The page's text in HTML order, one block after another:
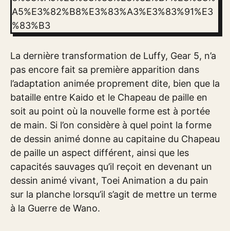
A5%E3%82%B8%E3%83%A3%E3%83%91%E3
%83%B3
La dernière transformation de Luffy, Gear 5, n’a
pas encore fait sa première apparition dans
l’adaptation animée proprement dite, bien que la
bataille entre Kaido et le Chapeau de paille en
soit au point où la nouvelle forme est à portée
de main. Si l’on considère à quel point la forme
de dessin animé donne au capitaine du Chapeau
de paille un aspect différent, ainsi que les
capacités sauvages qu’il reçoit en devenant un
dessin animé vivant, Toei Animation a du pain
sur la planche lorsqu’il s’agit de mettre un terme
à la Guerre de Wano.